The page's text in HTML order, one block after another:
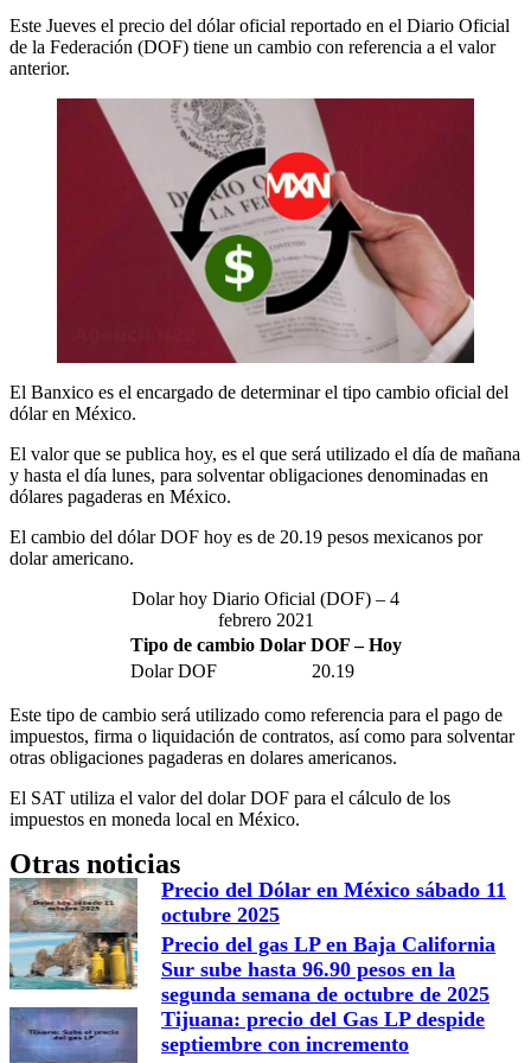
Este Jueves el precio del dólar oficial reportado en el Diario Oficial
de la Federación (DOF) tiene un cambio con referencia a el valor
anterior.
El Banxico es el encargado de determinar el tipo cambio oficial del
dólar en México.
El valor que se publica hoy, es el que será utilizado el día de mañana
y hasta el día lunes, para solventar obligaciones denominadas en
dólares pagaderas en México.
El cambio del dólar DOF hoy es de 20.19 pesos mexicanos por
dolar americano.
Dolar hoy Diario Oficial (DOF) – 4
febrero 2021
Tipo de cambio Dolar DOF – Hoy
Dolar DOF
20.19
Este tipo de cambio será utilizado como referencia para el pago de
impuestos, firma o liquidación de contratos, así como para solventar
otras obligaciones pagaderas en dolares americanos.
El SAT utiliza el valor del dolar DOF para el cálculo de los
impuestos en moneda local en México.
Otras noticias
Precio del Dólar en México sábado 11
octubre 2025
Precio del gas LP en Baja California
Sur sube hasta 96.90 pesos en la
segunda semana de octubre de 2025
Tijuana: precio del Gas LP despide
septiembre con incremento